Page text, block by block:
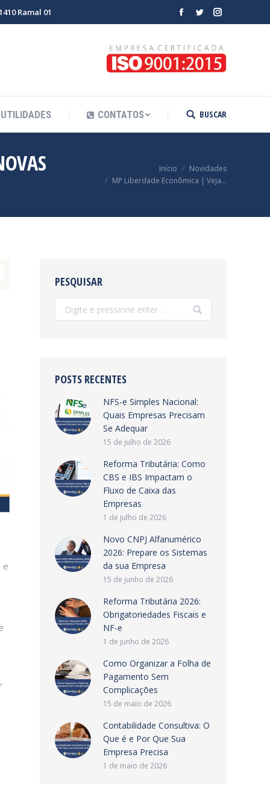
Ramal 01
Facebook
TwitterInstagram
UTILIDADES CONTATOS Search:
BUSCAR
Início
Novidades
MP Liberdade Econômica | Veja…
e
PESQUISAR
Search:
POSTS RECENTES
NFS-e Simples Nacional:
Quais Empresas Precisam
Se Adequar
15 de julho de 2026
Reforma Tributária: Como
CBS e IBS Impactam o
Fluxo de Caixa das
Empresas
1 de julho de 2026
Novo CNPJ Alfanumérico
2026: Prepare os Sistemas
da sua Empresa
15 de junho de 2026
Reforma Tributária 2026:
Obrigatoriedades Fiscais e
NF-e
1 de junho de 2026
Como Organizar a Folha de
Pagamento Sem
Complicações
15 de maio de 2026
Contabilidade Consultiva: O
Que é e Por Que Sua
Empresa Precisa
1 de maio de 2026